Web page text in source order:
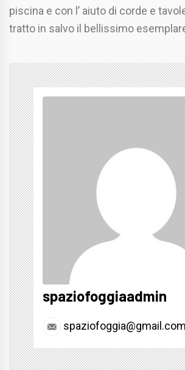
piscina e con l’ aiuto di corde e
tratto in salvo il bellissimo
spaziofoggiaadmin
spaziofoggia@gmail.com